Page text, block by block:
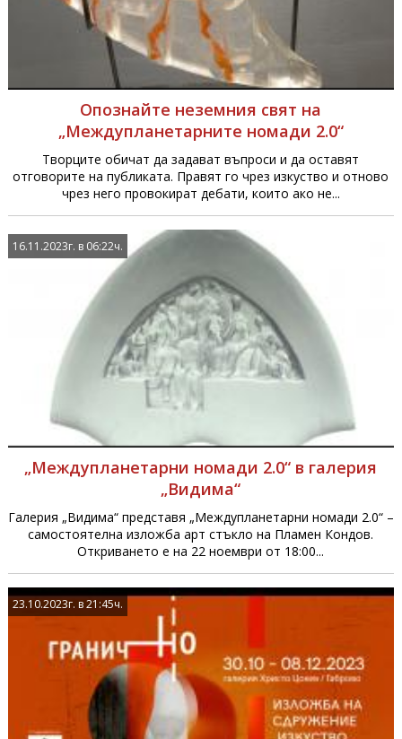
Опознайте неземния свят на
„Междупланетарните номади 2.0“
Творците обичат да задават въпроси и да оставят
отговорите на публиката. Правят го чрез изкуство и отново
чрез него провокират дебати, които ако не...
16.11.2023г. в 06:22ч.
„Междупланетарни номади 2.0“ в галерия
„Видима“
Галерия „Видима“ представя „Междупланетарни номади 2.0“ –
самостоятелна изложба арт стъкло на Пламен Кондов.
Откриването е на 22 ноември от 18:00...
23.10.2023г. в 21:45ч.